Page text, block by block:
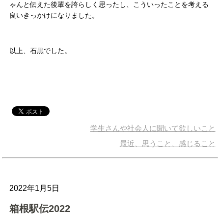
ゃんと伝えた後輩を誇らしく思ったし、こういったことを考える
良いきっかけになりました。
以上、石黒でした。
学生さんや社会人に聞いて欲しいこと
最近、思うこと、感じること
2022年1月5日
箱根駅伝2022